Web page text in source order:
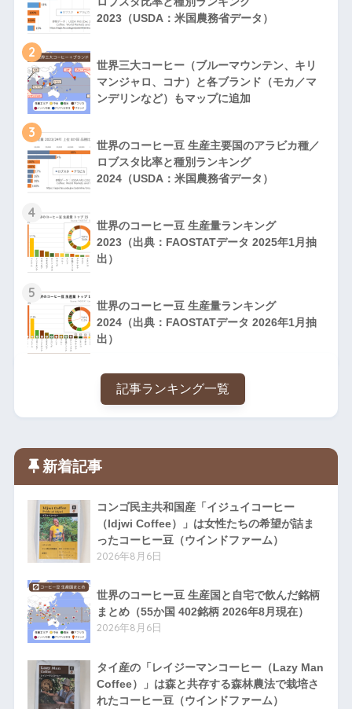
2023（USDA：米国農務省データ）
2
世界三大コーヒー（ブルーマウンテン、キリ
マンジャロ、コナ）と各ブランド（モカ／マ
ンデリンなど）もマップに追加
3
世界のコーヒー豆 生産主要国のアラビカ種／
ロブスタ比率と種別ランキング
2024（USDA：米国農務省データ）
4
世界のコーヒー豆 生産量ランキング
2023（出典：FAOSTATデータ 2025年1月抽
出）
5
世界のコーヒー豆 生産量ランキング
2024（出典：FAOSTATデータ 2026年1月抽
出）
記事ランキング一覧
新着記事
コンゴ民主共和国産「イジュイコーヒー
（Idjwi Coffee）」は女性たちの希望が詰ま
ったコーヒー豆（ウインドファーム）
2026年8月6日
世界のコーヒー豆 生産国と自宅で飲んだ銘柄
まとめ（55か国 402銘柄 2026年8月現在）
2026年8月6日
タイ産の「レイジーマンコーヒー（Lazy Man
Coffee）」は森と共存する森林農法で栽培さ
れたコーヒー豆（ウインドファーム）